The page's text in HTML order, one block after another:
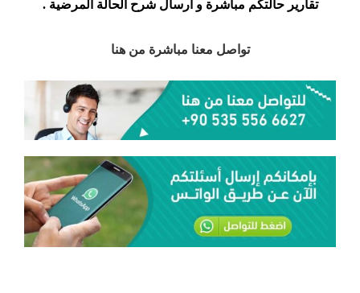
تقارير حالتكم مباشرة و ارسال شرح الحالة المرضية .
تواصل معنا مباشرة من هنا